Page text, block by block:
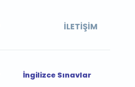
İLETIŞIM
İngilizce Sınavlar